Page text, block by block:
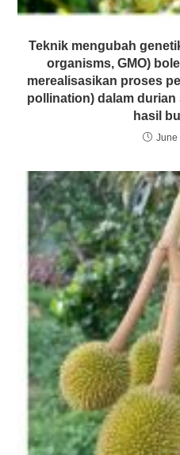
Teknik mengubah
organisms, GMO)
merealisasikan proses
pollination) dalam
hasil
June